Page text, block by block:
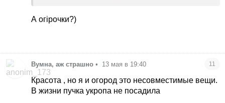
А огірочки?)
Вумна, аж страшно • 13 мая в 19:40 11
Красота , но я и огород это несовместимые вещи.
В жизни пучка укропа не посадила